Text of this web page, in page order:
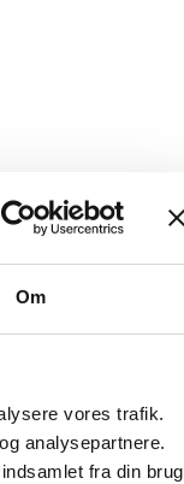
Om
vores trafik.
analysepartnere.
fra din brug